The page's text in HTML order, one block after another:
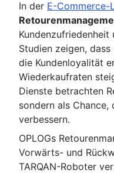
In der E-Commerce-
Studien zeigen,
die Kundenloyalität
Wiederkaufraten
Dienste betrachten
sondern als
verbessern.
OPLOGs
Vorwärts- und
TARQAN-Roboter